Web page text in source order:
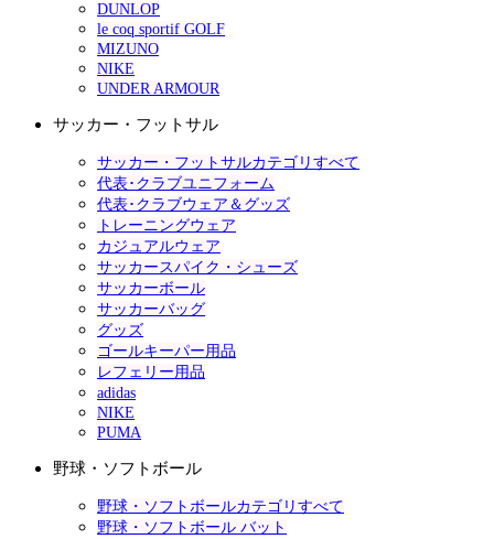
DUNLOP
le coq sportif GOLF
MIZUNO
NIKE
UNDER ARMOUR
サッカー・フットサル
サッカー・フットサルカテゴリすべて
代表･クラブユニフォーム
代表･クラブウェア＆グッズ
トレーニングウェア
カジュアルウェア
サッカースパイク・シューズ
サッカーボール
サッカーバッグ
グッズ
ゴールキーパー用品
レフェリー用品
adidas
NIKE
PUMA
野球・ソフトボール
野球・ソフトボールカテゴリすべて
野球・ソフトボール バット